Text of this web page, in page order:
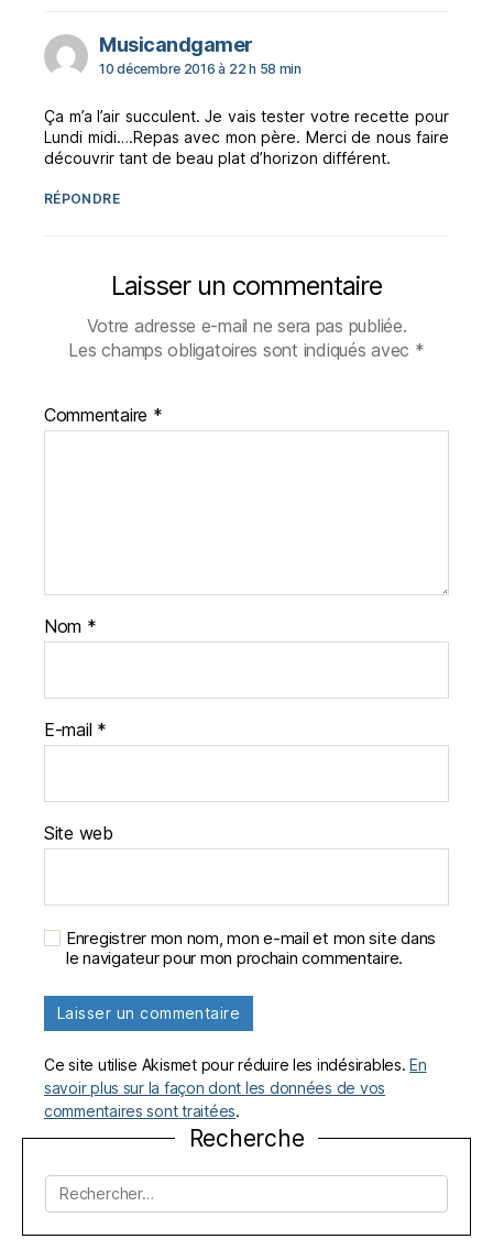
Musicandgamerdit :
10 décembre 2016 à 22 h 58 min
Ça m’a l’air succulent. Je vais tester votre recette pour
Lundi midi….Repas avec mon père. Merci de nous faire
découvrir tant de beau plat d’horizon différent.
RÉPONDRE
Laisser un commentaire
Votre adresse e-mail ne sera pas publiée.
Les champs obligatoires sont indiqués avec *
Commentaire *
Nom *
E-mail *
Site web
Enregistrer mon nom, mon e-mail et mon site dans
le navigateur pour mon prochain commentaire.
Ce site utilise Akismet pour réduire les indésirables.En
savoir plus sur la façon dont les données de vos
commentaires sont traitées.
Recherche
Rechercher :